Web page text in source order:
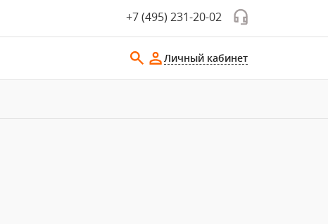
+7 (495) 231-20-02
Личный кабинет